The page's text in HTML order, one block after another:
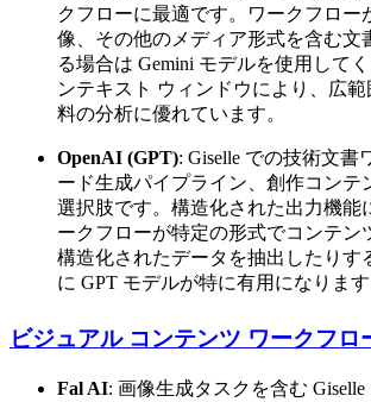
クフローに最適です。ワークフロー
像、その他のメディア形式を含む文
る場合は Gemini モデルを使用して
ンテキスト ウィンドウにより、広
料の分析に優れています。
OpenAI (GPT): Giselle での技術文書
ード生成パイプライン、創作コンテ
選択肢です。構造化された出力機能
ークフローが特定の形式でコンテン
構造化されたデータを抽出したりす
に GPT モデルが特に有用になります
ビジュアル コンテンツ ワークフロ
Fal AI: 画像生成タスクを含む